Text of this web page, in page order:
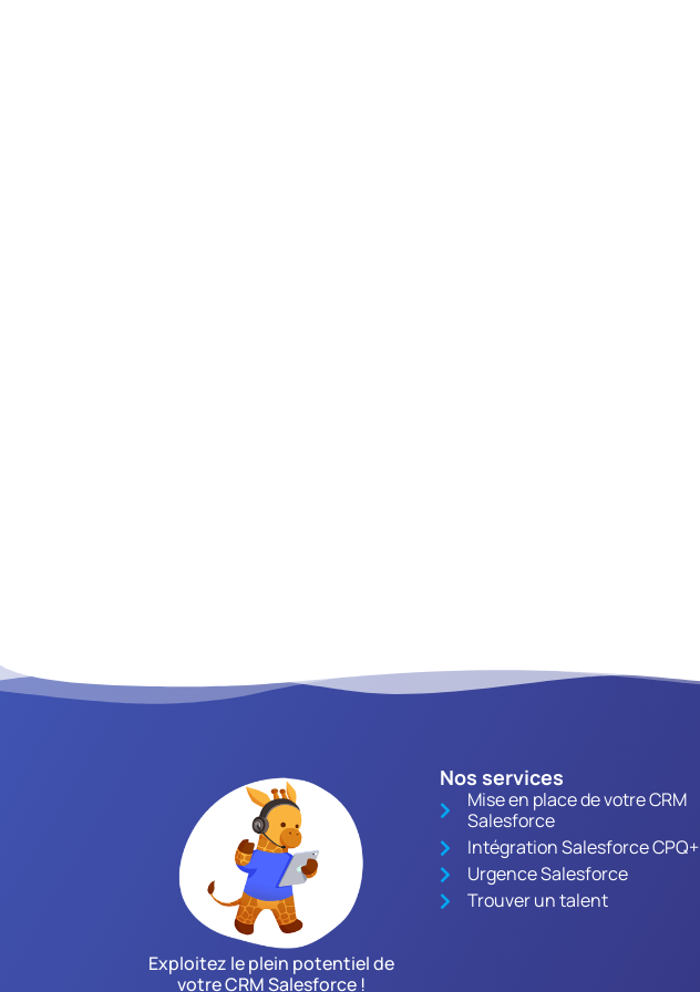
Exploitez le plein potentiel de
votre CRM Salesforce !
Nos services
Mise en place de votre CRM
Salesforce
Intégration Salesforce CPQ+
Urgence Salesforce
Trouver un talent